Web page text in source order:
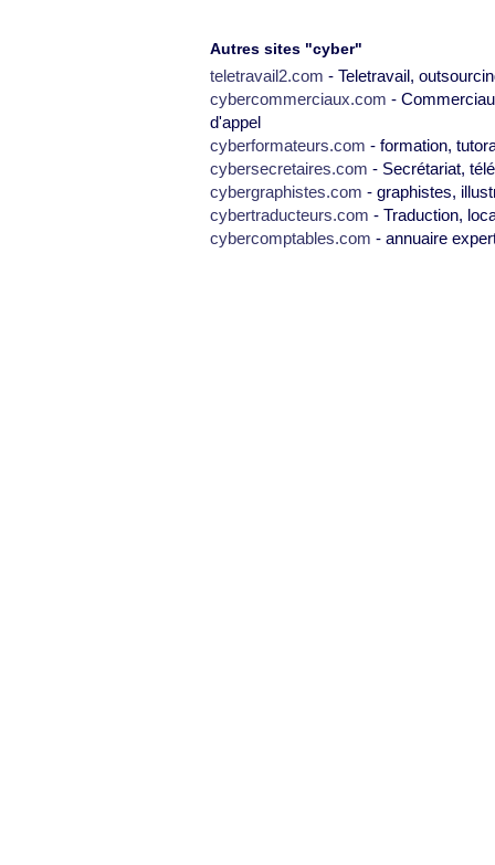
Autres sites "cyber"
teletravail2.com - Teletravail,
cybercommerciaux.com -
d'appel
cyberformateurs.com - formation,
cybersecretaires.com - Secrétariat,
cybergraphistes.com - graphistes,
cybertraducteurs.com - Traduction,
cybercomptables.com - annuaire